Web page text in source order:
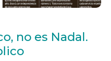
no es Nadal.